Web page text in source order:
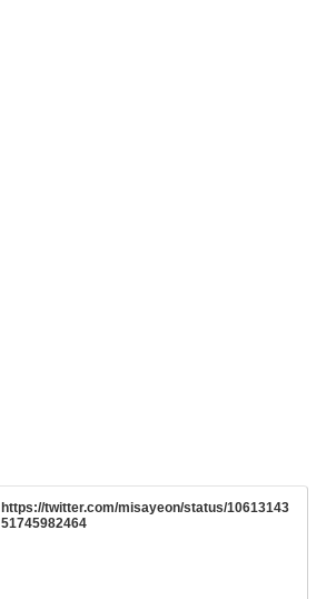
https://twitter.com/misayeon/status/10613143
51745982464